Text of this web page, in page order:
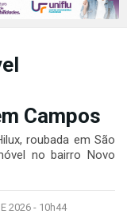
Campos
roubada em São
no bairro Novo
2026 - 10h44